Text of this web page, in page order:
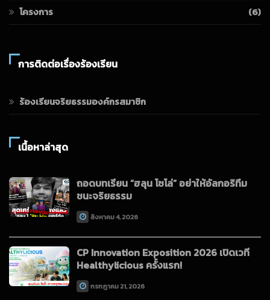
โครงการ
(6)
การติดต่อเรื่องร้องเรียน
ร้องเรียนจริยธรรมองค์กรสมาชิก
เนื้อหาล่าสุด
ถอดบทเรียน “ฮลุน โซโล่” อย่าให้อัลกอริทึม
ชนะจริยธรรม
สิงหาคม 4, 2026
CP Innovation Exposition 2026 เปิดเวที
Healthylicious ครั้งแรก!
กรกฎาคม 21, 2026